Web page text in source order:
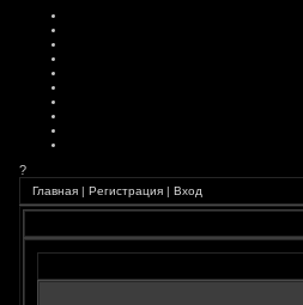
?
Главная | Регистрация | Вход